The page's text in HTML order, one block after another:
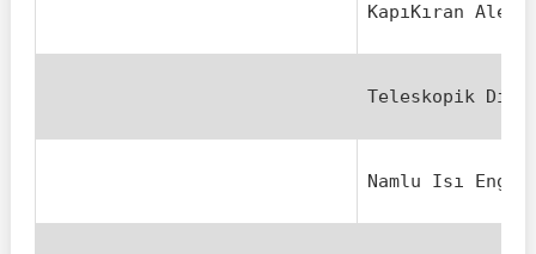
KapıKıran Alev
Teleskopik
Namlu Isı